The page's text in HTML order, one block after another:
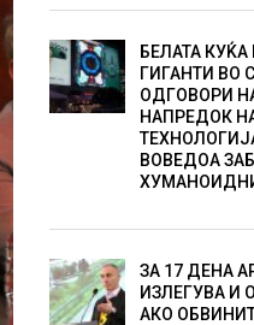
БЕЛАТА
ГИГАНТИ ВО
ОДГОВОРИ
НАПРЕДОК
ВОВЕДОА
ЗА 17 ДЕНА
ИЗЛЕГУВА И
АКО